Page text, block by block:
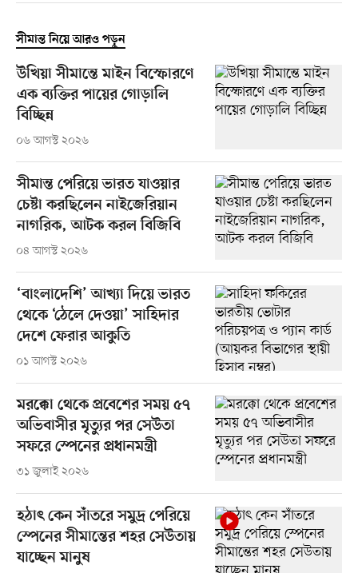
সীমান্ত নিয়ে আরও পড়ুন
উখিয়া সীমান্তে মাইন বিস্ফোরণে
এক ব্যক্তির পায়ের গোড়ালি
বিচ্ছিন্ন
০৬ আগস্ট ২০২৬
সীমান্ত পেরিয়ে ভারত যাওয়ার
চেষ্টা করছিলেন নাইজেরিয়ান
নাগরিক, আটক করল বিজিবি
০৪ আগস্ট ২০২৬
‘বাংলাদেশি’ আখ্যা দিয়ে ভারত
থেকে ‘ঠেলে দেওয়া’ সাহিদার
দেশে ফেরার আকুতি
০১ আগস্ট ২০২৬
মরক্কো থেকে প্রবেশের সময় ৫৭
অভিবাসীর মৃত্যুর পর সেউতা
সফরে স্পেনের প্রধানমন্ত্রী
৩১ জুলাই ২০২৬
হঠাৎ কেন সাঁতরে সমুদ্র পেরিয়ে
স্পেনের সীমান্তের শহর সেউতায়
যাচ্ছেন মানুষ